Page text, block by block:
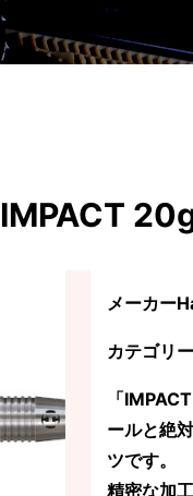
IMPACT
メーカー
カテゴリ
「
ールと絶
ツです。
精密な加